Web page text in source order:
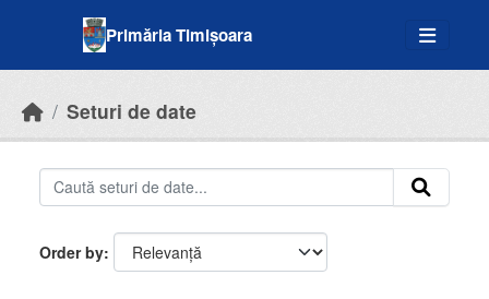
Primăria Timișoara
Seturi de date
Order by